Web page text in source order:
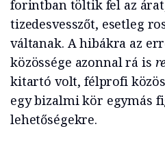
forintban töltik fel az
tizedesvesszőt, esetleg
váltanak. A hibákra az
közössége azonnal rá is
kitartó volt, félprofi
egy bizalmi kör egymás
lehetőségekre.